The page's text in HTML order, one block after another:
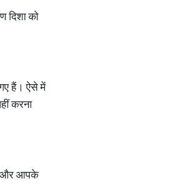
दिशा को
हैं। ऐसे में
करना
और आपके